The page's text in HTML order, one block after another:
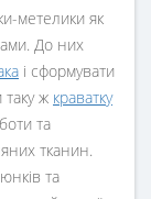
метелики як
До них
і сформувати
ж краватку
та
тканин.
та